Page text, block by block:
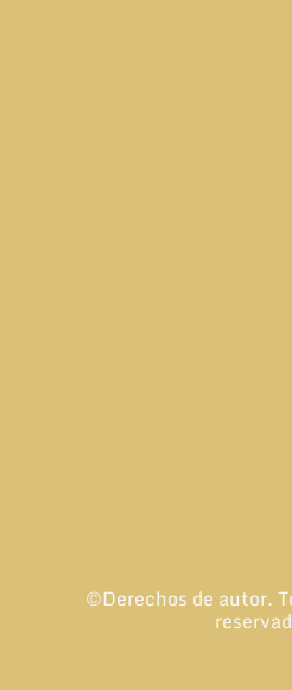
©Derechos de autor.